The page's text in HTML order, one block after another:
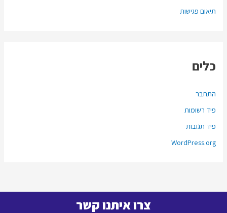
תיאום פגישות
כלים
התחבר
פיד רשומות
פיד תגובות
WordPress.org
צרו איתנו קשר